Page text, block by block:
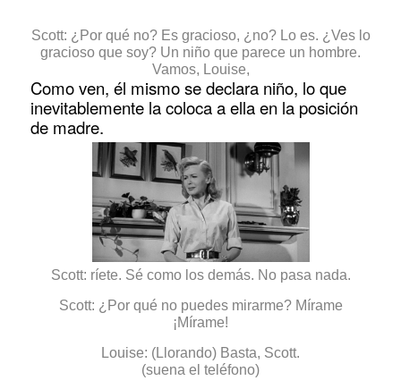
Scott: ¿Por qué no? Es gracioso, ¿no? Lo es. ¿Ves lo
gracioso que soy? Un niño que parece un hombre.
Vamos, Louise,
Como ven, él mismo se declara niño, lo que
inevitablemente la coloca a ella en la posición
de madre.
Scott: ríete. Sé como los demás. No pasa nada.
Scott: ¿Por qué no puedes mirarme? Mírame
¡Mírame!
Louise: (Llorando) Basta, Scott.
(suena el teléfono)